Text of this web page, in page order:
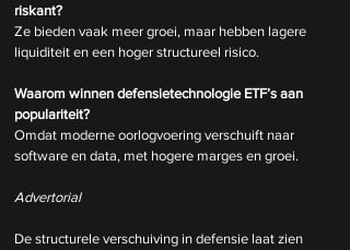
riskant?
Ze bieden vaak meer groei, maar hebben lagere
liquiditeit en een hoger structureel risico.
Waarom winnen defensietechnologie ETF’s aan
populariteit?
Omdat moderne oorlogvoering verschuift naar
software en data, met hogere marges en groei.
Advertorial
De structurele verschuiving in defensie laat zien